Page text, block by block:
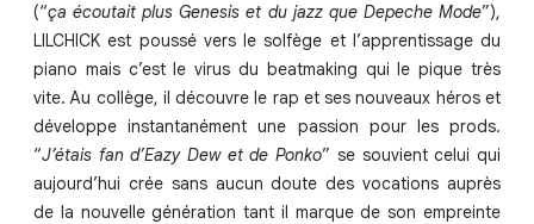
(“ça écoutait plus Genesis et du jazz que Depeche Mode”),
LILCHICK est poussé vers le solfège et l’apprentissage du
piano mais c’est le virus du beatmaking qui le pique très
vite. Au collège, il découvre le rap et ses nouveaux héros et
développe instantanément une passion pour les prods.
“J’étais fan d’Eazy Dew et de Ponko” se souvient celui qui
aujourd’hui crée sans aucun doute des vocations auprès
de la nouvelle génération tant il marque de son empreinte